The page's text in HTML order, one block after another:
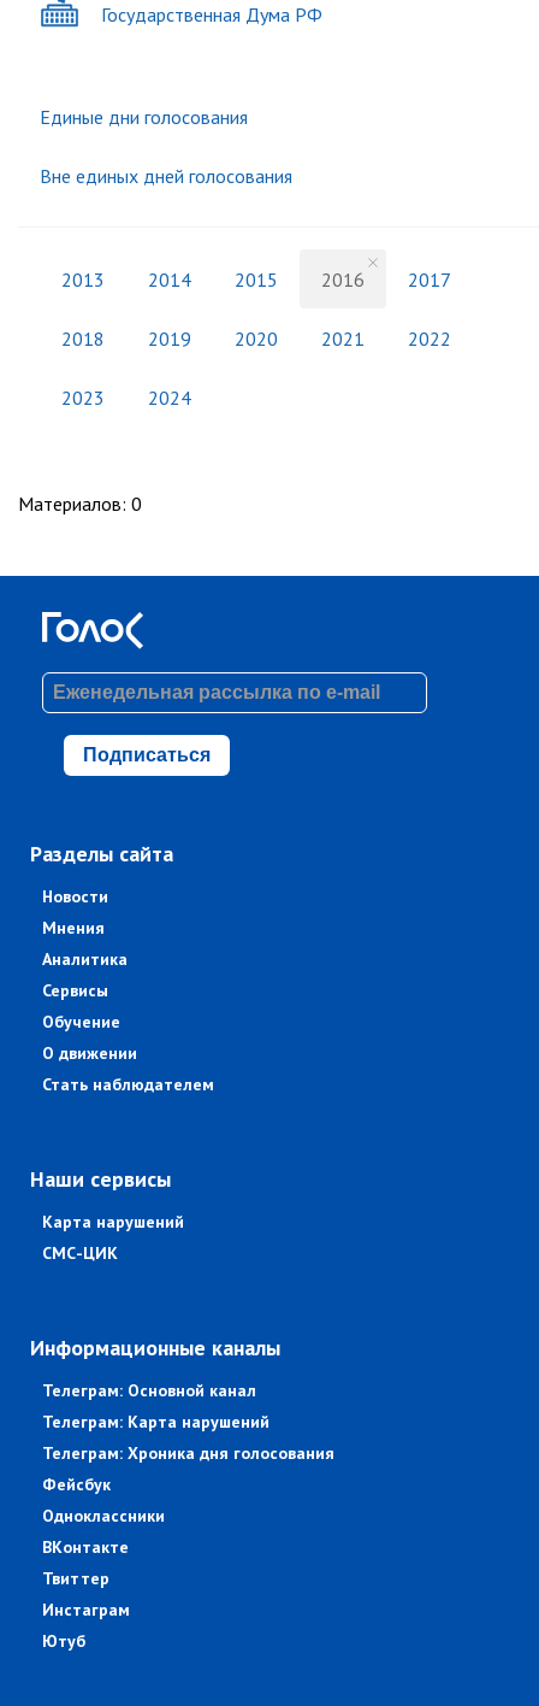
Государственная Дума РФ
Единые дни голосования
Вне единых дней голосования
2013 2014 2015 2016 2017
2018 2019 2020 2021 2022
2023 2024
Материалов: 0
Подписаться
Разделы сайта
Новости
Мнения
Аналитика
Сервисы
Обучение
О движении
Стать наблюдателем
Наши сервисы
Карта нарушений
СМС-ЦИК
Информационные каналы
Телеграм: Основной канал
Телеграм: Карта нарушений
Телеграм: Хроника дня голосования
Фейсбук
Одноклассники
ВКонтакте
Твиттер
Инстаграм
Ютуб